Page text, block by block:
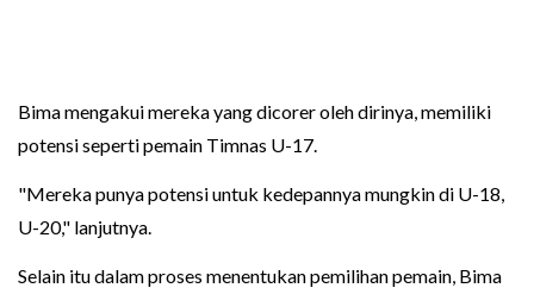
Bima mengakui mereka yang dicorer oleh dirinya, memiliki
potensi seperti pemain Timnas U-17.
"Mereka punya potensi untuk kedepannya mungkin di U-18,
U-20," lanjutnya.
Selain itu dalam proses menentukan pemilihan pemain, Bima